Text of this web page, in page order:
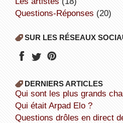
Questions-Réponses (20)
SUR LES RÉSEAUX
DERNIERS ARTICLES
Qui sont les plus grands
Qui était Arpad Elo ?
Questions drôles en direct de Facebook (avec les